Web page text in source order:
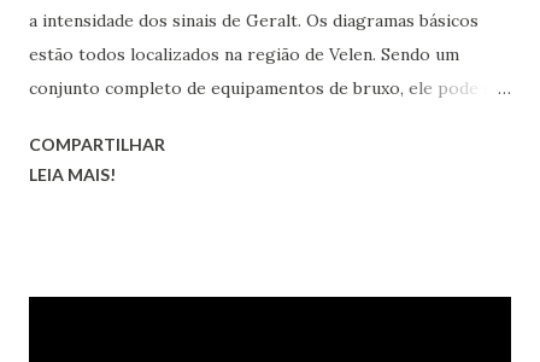
a intensidade dos sinais de Geralt. Os diagramas básicos
estão todos localizados na região de Velen. Sendo um
conjunto completo de equipamentos de bruxo, ele pode ser
e grão-mestre.
COMPARTILHAR
LEIA MAIS!